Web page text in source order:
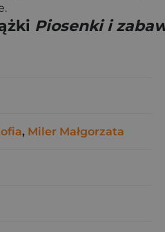
Piosenki i
, Miler Małgorzata